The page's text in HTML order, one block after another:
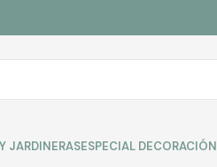
JARDINERASESPECIAL DECORACIÓN